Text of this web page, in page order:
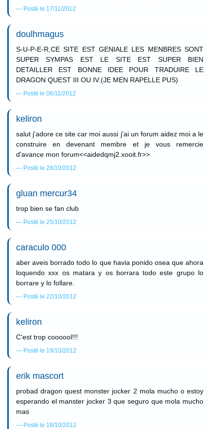
Posté le 17/11/2012
doulhmagus
S-U-P-E-R,CE SITE EST GENIALE LES MENBRES SONT
SUPER SYMPAS EST LE SITE EST SUPER BIEN
DETAILLER EST BONNE IDEE POUR TRADUIRE LE
DRAGON QUEST III OU IV.(JE MEN RAPELLE PUS)
Posté le 06/11/2012
keliron
salut j'adore ce site car moi aussi j'ai un forum aidez moi a le
construire en devenant membre et je vous remercie
d'avance mon forum<<aidedqmj2.xooit.fr>>
Posté le 28/10/2012
gluan mercur34
trop bien se fan club
Posté le 25/10/2012
caraculo 000
aber aveis borrado todo lo que havia ponido osea que ahora
loquendo xxx os matara y os borrara todo este grupo lo
borrare y lo follare.
Posté le 22/10/2012
keliron
C'est trop coooool!!!
Posté le 19/10/2012
erik mascort
probad dragon quest monster jocker 2 mola mucho o estoy
esperando el manster jocker 3 que seguro que mola mucho
mas
Posté le 18/10/2012